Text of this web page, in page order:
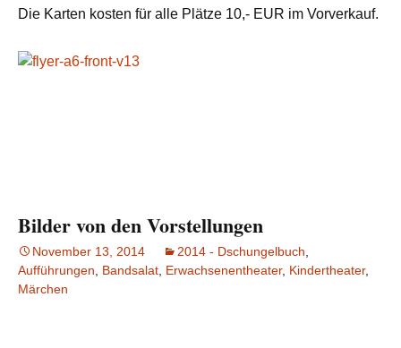
Die Karten kosten für alle Plätze 10,- EUR im Vorverkauf.
Bilder von den Vorstellungen
November 13, 2014 2014 - Dschungelbuch
Aufführungen
Bandsalat Erwachsenentheater, Kindertheater,
Märchen